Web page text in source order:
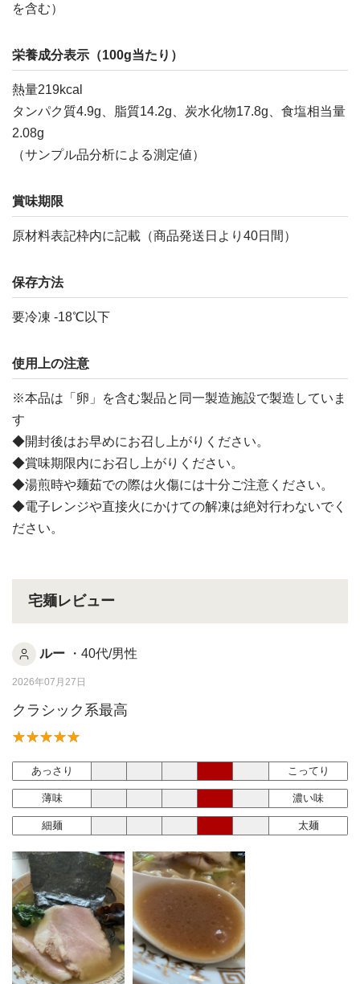
を含む）
栄養成分表示（100g当たり）
熱量219kcal
タンパク質4.9g、脂質14.2g、炭水化物17.8g、食塩相当量
2.08g
（サンプル品分析による測定値）
賞味期限
原材料表記枠内に記載（商品発送日より40日間）
保存方法
要冷凍 -18℃以下
使用上の注意
※本品は「卵」を含む製品と同一製造施設で製造していま
す
◆開封後はお早めにお召し上がりください。
◆賞味期限内にお召し上がりください。
◆湯煎時や麺茹での際は火傷には十分ご注意ください。
◆電子レンジや直接火にかけての解凍は絶対行わないでく
ださい。
宅麺レビュー
ルー ・40代/男性
2026年07月27日
クラシック系最高
あっさり こってり
薄味 濃い味
細麺 太麺